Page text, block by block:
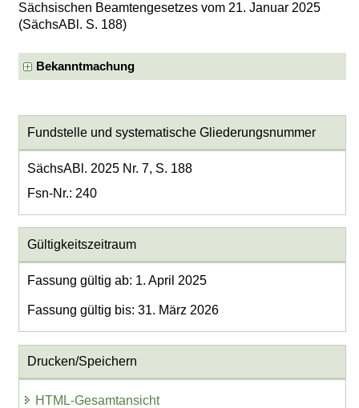
Sächsischen Beamtengesetzes vom 21. Januar 2025
(SächsABl. S. 188)
Bekanntmachung
Fundstelle und systematische Gliederungsnummer
SächsABl. 2025 Nr. 7, S. 188
Fsn-Nr.: 240
Gültigkeitszeitraum
Fassung gültig ab: 1. April 2025
Fassung gültig bis: 31. März 2026
Drucken/Speichern
HTML-Gesamtansicht